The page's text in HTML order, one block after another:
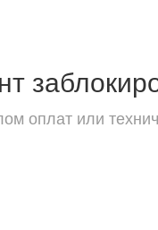
оплат или